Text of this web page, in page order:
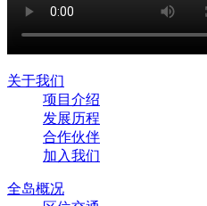
关于我们
项目介绍
发展历程
合作伙伴
加入我们
全岛概况